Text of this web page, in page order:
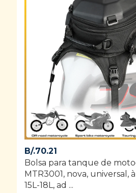
B/.70.21
Bolsa para tanque de
MTR3001, nova, universal,
15L-18L, ad ...